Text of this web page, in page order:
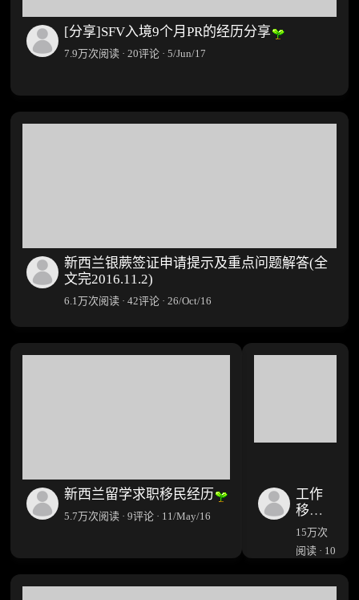
[分享]SFV入境9个月PR的经历分享
7.9万次阅读 · 20评论 · 5/Jun/17
新西兰银蕨签证申请提示及重点问题解答(全
文完2016.11.2)
6.1万次阅读 · 42评论 · 26/Oct/16
新西兰留学求职移民经历
5.7万次阅读 · 9评论 · 11/May/16
工作
移民
新西
兰PR
获批
的个
人体
15万次
阅读 · 10
6/Jun/14